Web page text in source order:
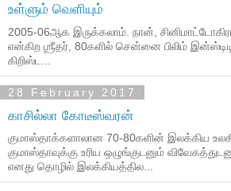
உள்ளும் வெளியும்
‪2005-06ஆக இருக்கலாம். நான்,
என்கிற ஶ்ரீதர், 80களில் சென்னை பிலிம்
கிறிஸ்ட...
28 February 2017
காசில்லா கோடீஸ்வரன்
குமாஸ்தாக்களாலான 70-80களின் இலக்கிய
குமாஸ்தாவுக்கு உரிய ஒழுங்குடனும்
எனது தொழில் இலக்கியத்தில...